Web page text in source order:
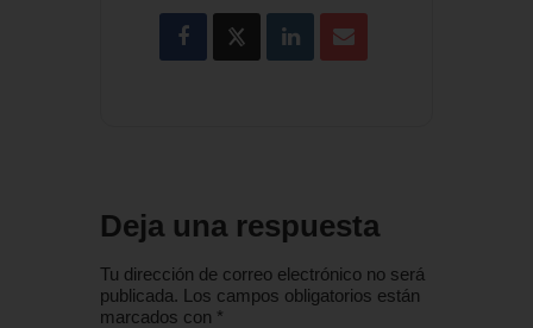
Deja una respuesta
Tu dirección de correo electrónico no será
publicada. Los campos obligatorios están
marcados con *